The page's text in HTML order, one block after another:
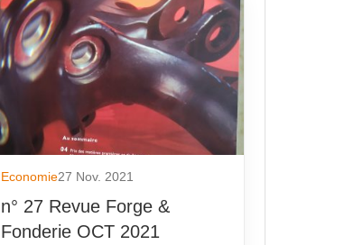
Economie27 Nov. 2021
n° 27 Revue Forge &
Fonderie OCT 2021